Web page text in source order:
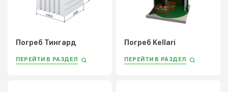
Погреб Тингард
ПЕРЕЙТИ В РАЗДЕЛ
Погреб Kellari
ПЕРЕЙТИ В РАЗДЕЛ